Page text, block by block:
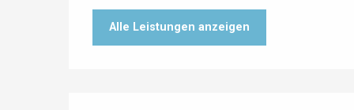
Alle Leistungen anzeigen